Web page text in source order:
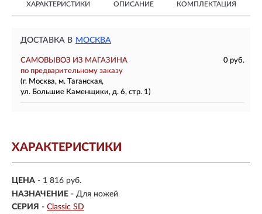
ХАРАКТЕРИСТИКИ ОПИСАНИЕ КОМПЛЕКТАЦИЯ
ДОСТАВКА В МОСКВА
САМОВЫВОЗ ИЗ МАГАЗИНА
0 руб.
по предварительному заказу
(г. Москва, м. Таганская,
ул. Большие Каменщики, д. 6, стр. 1)
ХАРАКТЕРИСТИКИ
ЦЕНА - 1 816 руб.
НАЗНАЧЕНИЕ - Для ножей
СЕРИЯ - Classic SD